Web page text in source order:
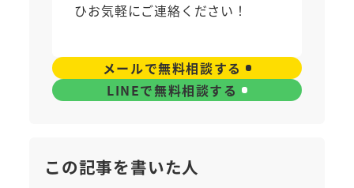
ひお気軽にご連絡ください！
メールで無料相談する
LINEで無料相談する
この記事を書いた人